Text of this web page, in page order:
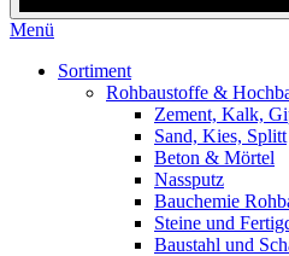
Menü
Sortiment
Rohbaustoffe &
Zement, Kalk,
Sand, Kies, Splitt
Beton & Mörtel
Nassputz
Bauchemie
Steine und
Baustahl und